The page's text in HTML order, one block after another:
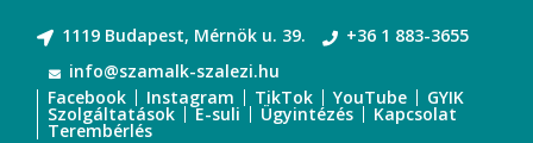
1119 Budapest, Mérnök u. 39.
+36 1 883-3655
info@szamalk-szalezi.hu
Facebook
Instagram TikTok YouTube GYIK
Szolgáltatások E-suli Ügyintézés Kapcsolat
Terembérlés